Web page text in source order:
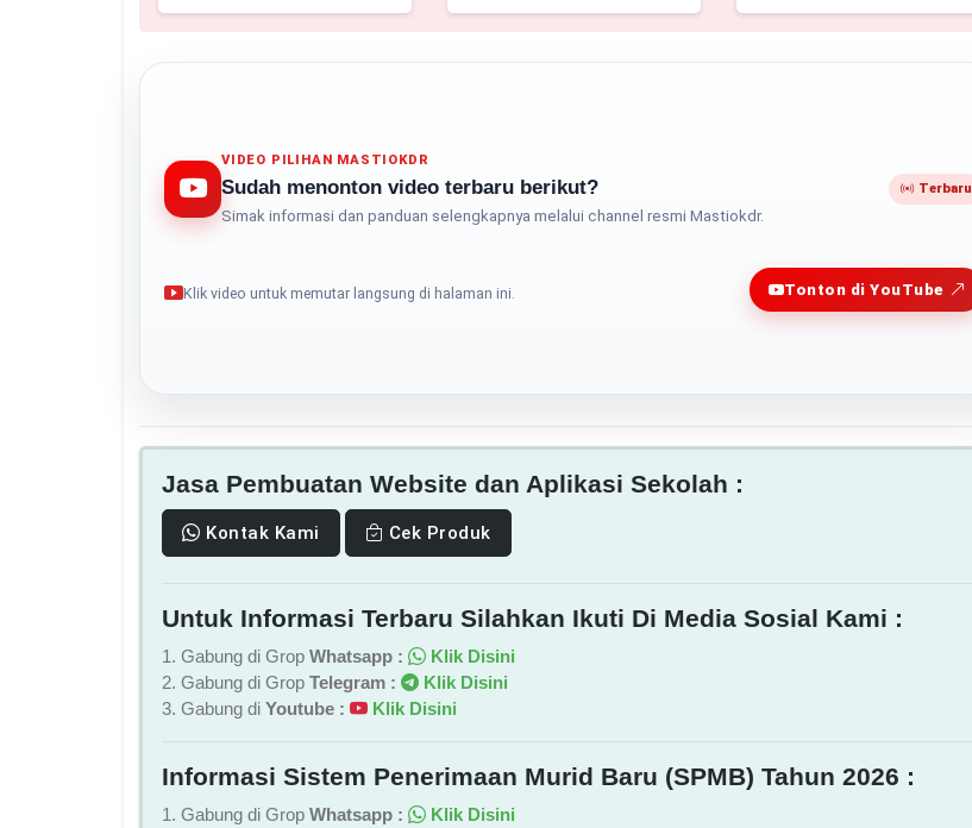
VIDEO PILIHAN MASTIOKDR
Sudah menonton video terbaru berikut?
Simak informasi dan panduan selengkapnya melalui channel resmi Mastiokdr.
Terbaru
Klik video untuk memutar langsung di halaman ini. Tonton di YouTube
Jasa Pembuatan Website dan Aplikasi Sekolah :
Kontak Kami Cek Produk
Untuk Informasi Terbaru Silahkan Ikuti Di Media Sosial Kami :
1. Gabung di Grop Whatsapp :
Klik Disini
2. Gabung di Grop Telegram :
Klik Disini
3. Gabung di Youtube : Klik Disini
Informasi Sistem Penerimaan Murid Baru (SPMB) Tahun 2026 :
1. Gabung di Grop Whatsapp :
Klik Disini